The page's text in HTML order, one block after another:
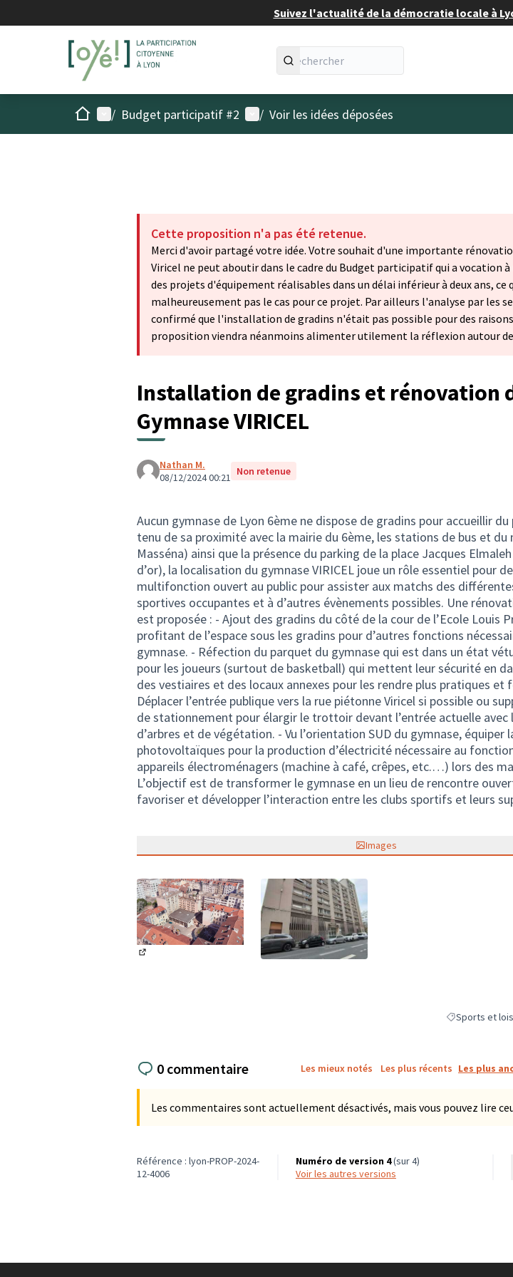
Suivez l'actualité de la démocratie locale à
AccueilMenu principal
/ Budget participatif #2 Menu utilisateur
/ Voir les idées déposées
Cette proposition n'a pas été retenue.
Merci d'avoir partagé votre idée. Votre souhait d'une importante
Viricel ne peut aboutir dans le cadre du Budget participatif qui a vocation
des projets d'équipement réalisables dans un délai inférieur à deux ans, ce
malheureusement pas le cas pour ce projet. Par ailleurs l'analyse par les
confirmé que l'installation de gradins n'était pas possible pour des
proposition viendra néanmoins alimenter utilement la réflexion autour
Installation de gradins et rénovation
Gymnase VIRICEL
Nathan M.
08/12/2024 00:21 Non retenue
Aucun gymnase de Lyon 6ème ne dispose de gradins pour accueillir
tenu de sa proximité avec la mairie du 6ème, les stations de bus et
Masséna) ainsi que la présence du parking de la place Jacques
d’or), la localisation du gymnase VIRICEL joue un rôle essentiel pour
multifonction ouvert au public pour assister aux matchs des
sportives occupantes et à d’autres évènements possibles. Une
est proposée : - Ajout des gradins du côté de la cour de l’Ecole Louis
profitant de l’espace sous les gradins pour d’autres fonctions
gymnase. - Réfection du parquet du gymnase qui est dans un état
pour les joueurs (surtout de basketball) qui mettent leur sécurité en
des vestiaires et des locaux annexes pour les rendre plus pratiques et
Déplacer l’entrée publique vers la rue piétonne Viricel si possible ou
de stationnement pour élargir le trottoir devant l’entrée actuelle avec
d’arbres et de végétation. - Vu l’orientation SUD du gymnase, équiper
photovoltaïques pour la production d’électricité nécessaire au
appareils électroménagers (machine à café, crêpes, etc.…) lors des
L’objectif est de transformer le gymnase en un lieu de rencontre
favoriser et développer l’interaction entre les clubs sportifs et leurs
Images
Filtrer les
Sports et
0 commentaire Les mieux notés Les plus récents Les plus
Les commentaires sont actuellement désactivés, mais vous pouvez lire
Référence : lyon-PROP-2024-
12-4006
Numéro de version 4(sur 4)
voir les autres versions